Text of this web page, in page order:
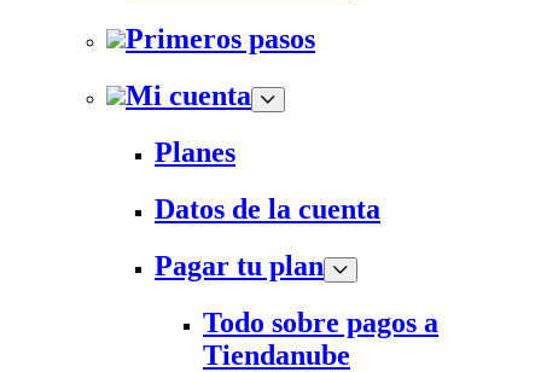
Primeros pasos
Mi cuenta
Planes
Datos de la cuenta
Pagar tu plan
Todo sobre pagos a
Tiendanube